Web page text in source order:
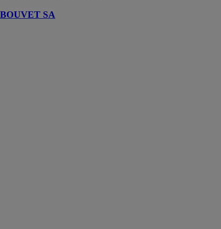
BOUVET SA